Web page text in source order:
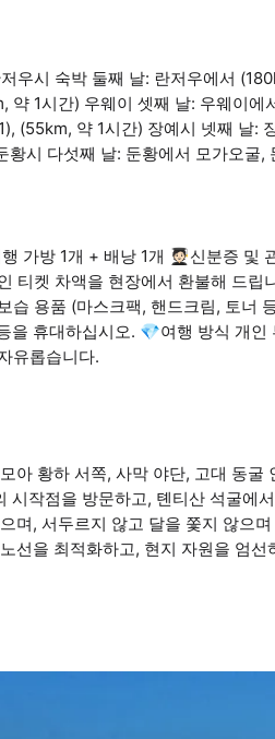
우시 숙박 둘째 날: 란저우에서
약 1시간) 우웨이 셋째 날: 우웨이
(55km, 약 1시간) 장예시 넷째 날:
시 다섯째 날: 둔황에서 모가오굴,
방 1개 + 배낭 1개 🧑🏻‍🎓신분증
티켓 차액을 현장에서 환불해 드
습 용품 (마스크팩, 핸드크림, 토너
을 휴대하십시오. 💎여행 방식 개
유롭습니다.
아 황하 서쪽, 사막 야단, 고대 동굴
작점을 방문하고, 톈티산 석굴에
, 서두르지 않고 달을 쫓지 않으
선을 최적화하고, 현지 자원을 엄